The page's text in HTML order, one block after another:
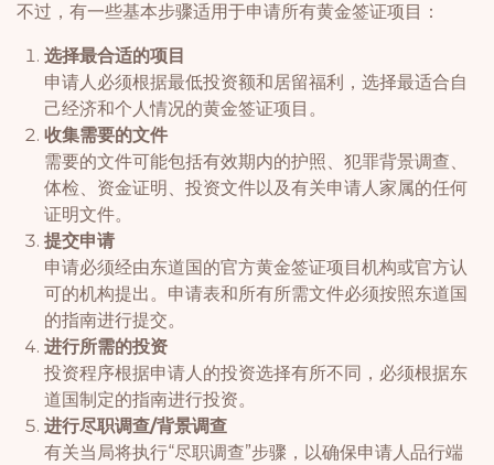
不过，有一些基本步骤适用于申请所有黄金签证项目：
选择最合适的项目
申请人必须根据最低投资额和居留福利，选择最适合自
己经济和个人情况的黄金签证项目。
收集需要的文件
需要的文件可能包括有效期内的护照、犯罪背景调查、
体检、资金证明、投资文件以及有关申请人家属的任何
证明文件。
提交申请
申请必须经由东道国的官方黄金签证项目机构或官方认
可的机构提出。申请表和所有所需文件必须按照东道国
的指南进行提交。
进行所需的投资
投资程序根据申请人的投资选择有所不同，必须根据东
道国制定的指南进行投资。
进行尽职调查/背景调查
有关当局将执行“尽职调查”步骤，以确保申请人品行端